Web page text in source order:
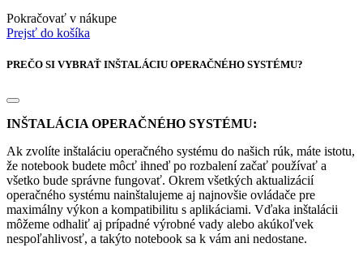
Pokračovať v nákupe
Prejsť do košíka
PREČO SI VYBRAŤ INŠTALÁCIU OPERAČNÉHO SYSTÉMU?
INŠTALÁCIA OPERAČNÉHO SYSTÉMU:
Ak zvolíte inštaláciu operačného systému do našich rúk, máte istotu,
že notebook budete môcť ihneď po rozbalení začať používať a
všetko bude správne fungovať. Okrem všetkých aktualizácií
operačného systému nainštalujeme aj najnovšie ovládače pre
maximálny výkon a kompatibilitu s aplikáciami. Vďaka inštalácii
môžeme odhaliť aj prípadné výrobné vady alebo akúkoľvek
nespoľahlivosť, a takýto notebook sa k vám ani nedostane.